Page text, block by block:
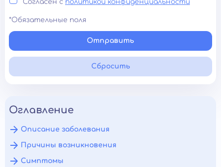
Согласен с политикой конфиденциальности
*Обязательные поля
Отправить
Сбросить
Оглавление
Описание заболевания
Причины возникновения
Симптомы